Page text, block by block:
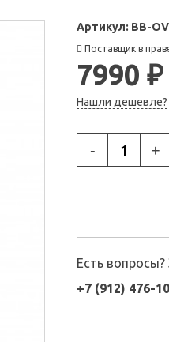
Артикул: BB-
Поставщик в
7990 ₽
Нашли дешевле?
- +
Есть
+7 (912) 476-